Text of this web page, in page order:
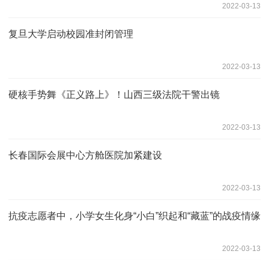
2022-03-13
复旦大学启动校园准封闭管理
2022-03-13
硬核手势舞《正义路上》！山西三级法院干警出镜
2022-03-13
长春国际会展中心方舱医院加紧建设
2022-03-13
抗疫志愿者中，小学女生化身“小白”织起和“藏蓝”的战疫情缘
2022-03-13